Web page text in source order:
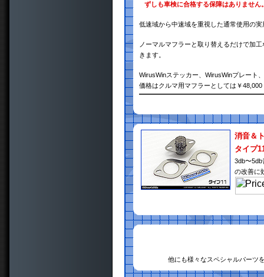
ずしも車検に合格する保障はありませ
低速域から中速域を重視した通常使用の
ノーマルマフラーと取り替えるだけで加
きます。
WirusWinステッカー、WirusWinプレート
価格はクルマ用マフラーとしては￥
消音＆
タイプ
3db〜
の改善に
他にも様々なスペシャルパーツ